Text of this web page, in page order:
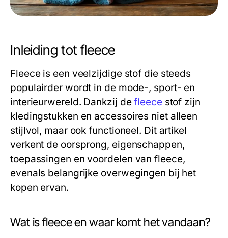
Inleiding tot fleece
Fleece is een veelzijdige stof die steeds
populairder wordt in de mode-, sport- en
interieurwereld. Dankzij defleecestof zijn
kledingstukken en accessoires niet alleen
stijlvol, maar ook functioneel. Dit artikel
verkent de oorsprong, eigenschappen,
toepassingen en voordelen van fleece,
evenals belangrijke overwegingen bij het
kopen ervan.
Wat is fleece en waar komt het vandaan?